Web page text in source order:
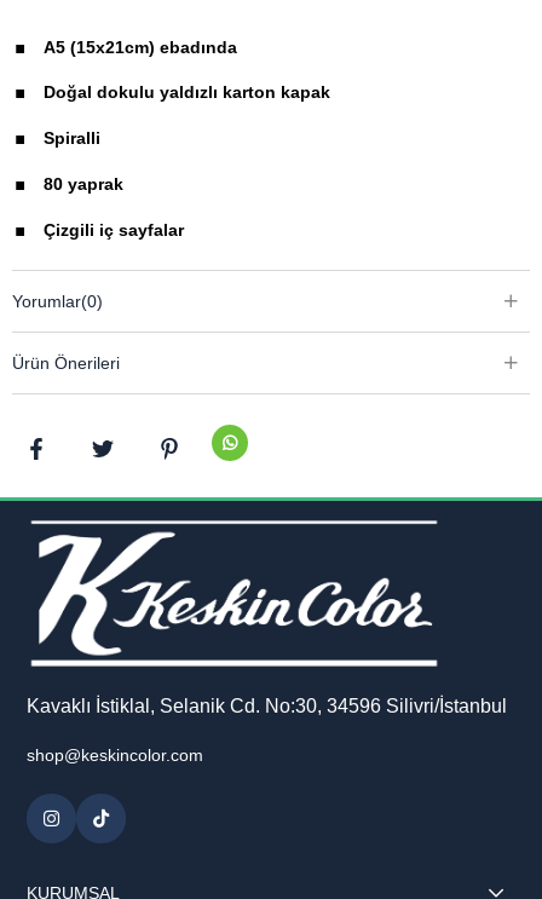
. A5 (15x21cm) ebadında
. Doğal dokulu yaldızlı karton kapak
. Spiralli
. 80 yaprak
. Çizgili iç sayfalar
.Ivory kağıt
.
Yorumlar(0)
Ürün Önerileri
Kavaklı İstiklal, Selanik Cd. No:30, 34596 Silivri/İstanbul
shop@keskincolor.com
KURUMSAL